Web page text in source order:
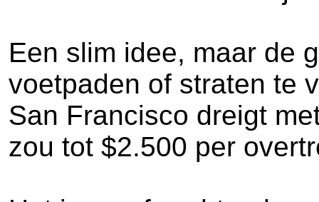
Een slim idee, maar de
voetpaden of straten te
San Francisco dreigt
zou tot $2.500 per